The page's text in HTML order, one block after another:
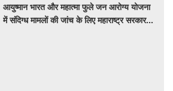
आयुष्मान भारत और महात्मा फुले जन आरोग्य योजना
में संदिग्ध मामलों की जांच के लिए महाराष्ट्र सरकार ने